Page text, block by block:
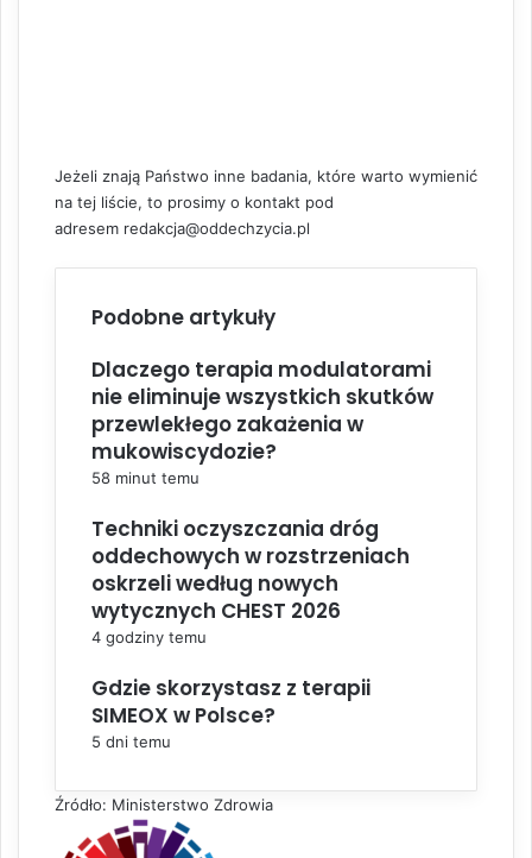
Jeżeli znają Państwo inne badania, które warto wymienić
na tej liście, to prosimy o kontakt pod
adresem redakcja@oddechzycia.pl
Podobne artykuły
Dlaczego terapia modulatorami
nie eliminuje wszystkich skutków
przewlekłego zakażenia w
mukowiscydozie?
58 minut temu
Techniki oczyszczania dróg
oddechowych w rozstrzeniach
oskrzeli według nowych
wytycznych CHEST 2026
4 godziny temu
Gdzie skorzystasz z terapii
SIMEOX w Polsce?
5 dni temu
Źródło: Ministerstwo Zdrowia